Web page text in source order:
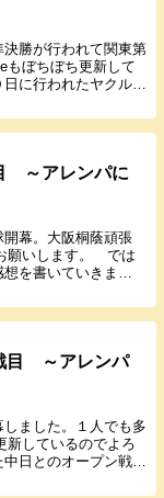
勝が行われて関東第
もぼちぼち更新して
に行われたヤクルト
～アレンパに
幕。大阪桐蔭頑張
願いします。 では
を書いていきま
目 ～アレンパ
ました。１人でも多
新しているのでよろ
日とのオープン戦の